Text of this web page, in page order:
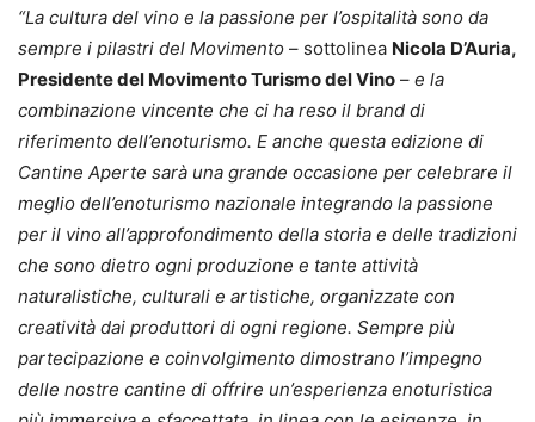
“La cultura del vino e la passione per l’ospitalità sono da
sempre i pilastri del Movimento – sottolinea Nicola D’Auria,
Presidente del Movimento Turismo del Vino – e la
combinazione vincente che ci ha reso il brand di
riferimento dell’enoturismo. E anche questa edizione di
Cantine Aperte sarà una grande occasione per celebrare il
meglio dell’enoturismo nazionale integrando la passione
per il vino all’approfondimento della storia e delle tradizioni
che sono dietro ogni produzione e tante attività
naturalistiche, culturali e artistiche, organizzate con
creatività dai produttori di ogni regione. Sempre più
partecipazione e coinvolgimento dimostrano l’impegno
delle nostre cantine di offrire un’esperienza enoturistica